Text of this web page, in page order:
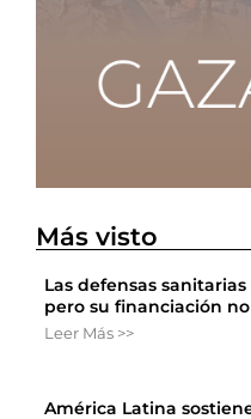
Más visto
Las defensas
pero su financiación no
Leer Más >>
América Latina